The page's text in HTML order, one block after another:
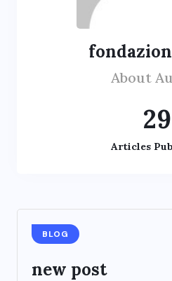
About
29
Articles
BLOG
new post